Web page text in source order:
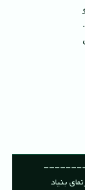
© 2026 تارنمای بنیاد